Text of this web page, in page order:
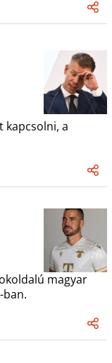
a
magyar